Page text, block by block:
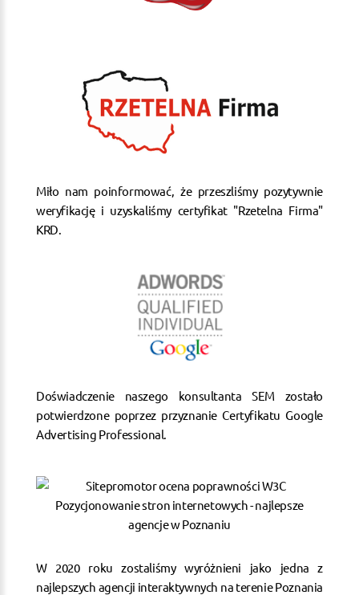
Miło nam poinformować, że przeszliśmy pozytywnie
weryfikację i uzyskaliśmy certyfikat "Rzetelna Firma"
KRD.
Doświadczenie naszego konsultanta SEM zostało
potwierdzone poprzez przyznanie Certyfikatu Google
Advertising Professional.
W 2020 roku zostaliśmy wyróżnieni jako jedna z
najlepszych agencji interaktywnych na terenie Poznania